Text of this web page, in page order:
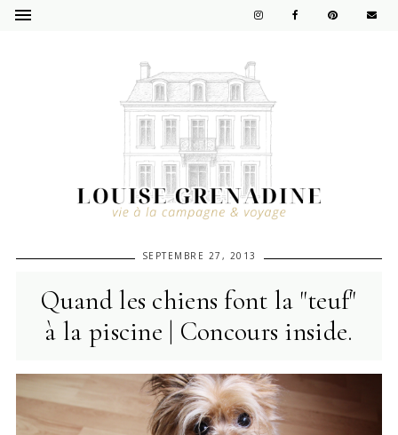
SEPTEMBRE 27, 2013
Quand les chiens font la "teuf"
à la piscine | Concours inside.